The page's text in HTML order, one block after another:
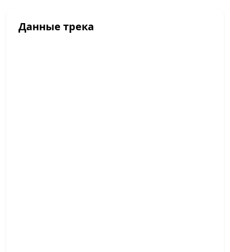
Данные трека